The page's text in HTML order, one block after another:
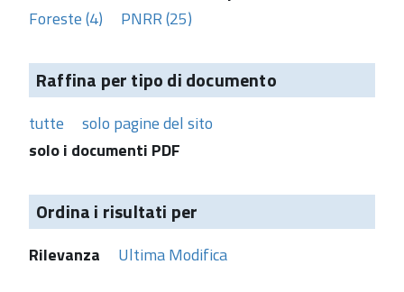
Foreste (4)
PNRR (25)
Raffina per tipo di documento
tutte
solo pagine del sito
solo i documenti PDF
Ordina i risultati per
Rilevanza Ultima Modifica